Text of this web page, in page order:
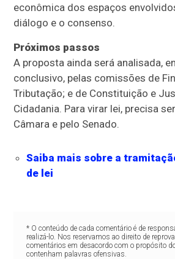
econômica dos espaços
diálogo e o consenso.
Próximos passos
A proposta ainda será analisada,
conclusivo, pelas comissões de
Tributação; e de Constituição e
Cidadania. Para virar lei, precisa
Câmara e pelo Senado.
Saiba mais sobre a
de lei
* O conteúdo de cada comentário é de
realizá-lo. Nos reservamos ao direito de
comentários em desacordo com o propósito
contenham palavras ofensivas.